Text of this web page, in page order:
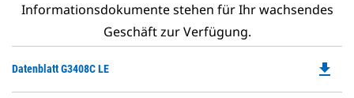
Informationsdokumente stehen für Ihr wachsendes
Geschäft zur Verfügung.
Datenblatt G3408C LE file_download